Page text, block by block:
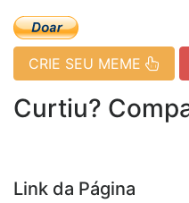
CRIE SEU MEME
Curtiu?
Link da Página